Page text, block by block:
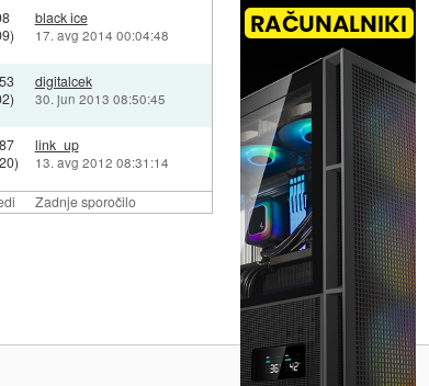
Zadnje sporočilo
black ice
17. avg 2014 00:04:48
digitalcek
30. jun 2013 08:50:45
link_up
13. avg 2012 08:31:14
Na vrh ^